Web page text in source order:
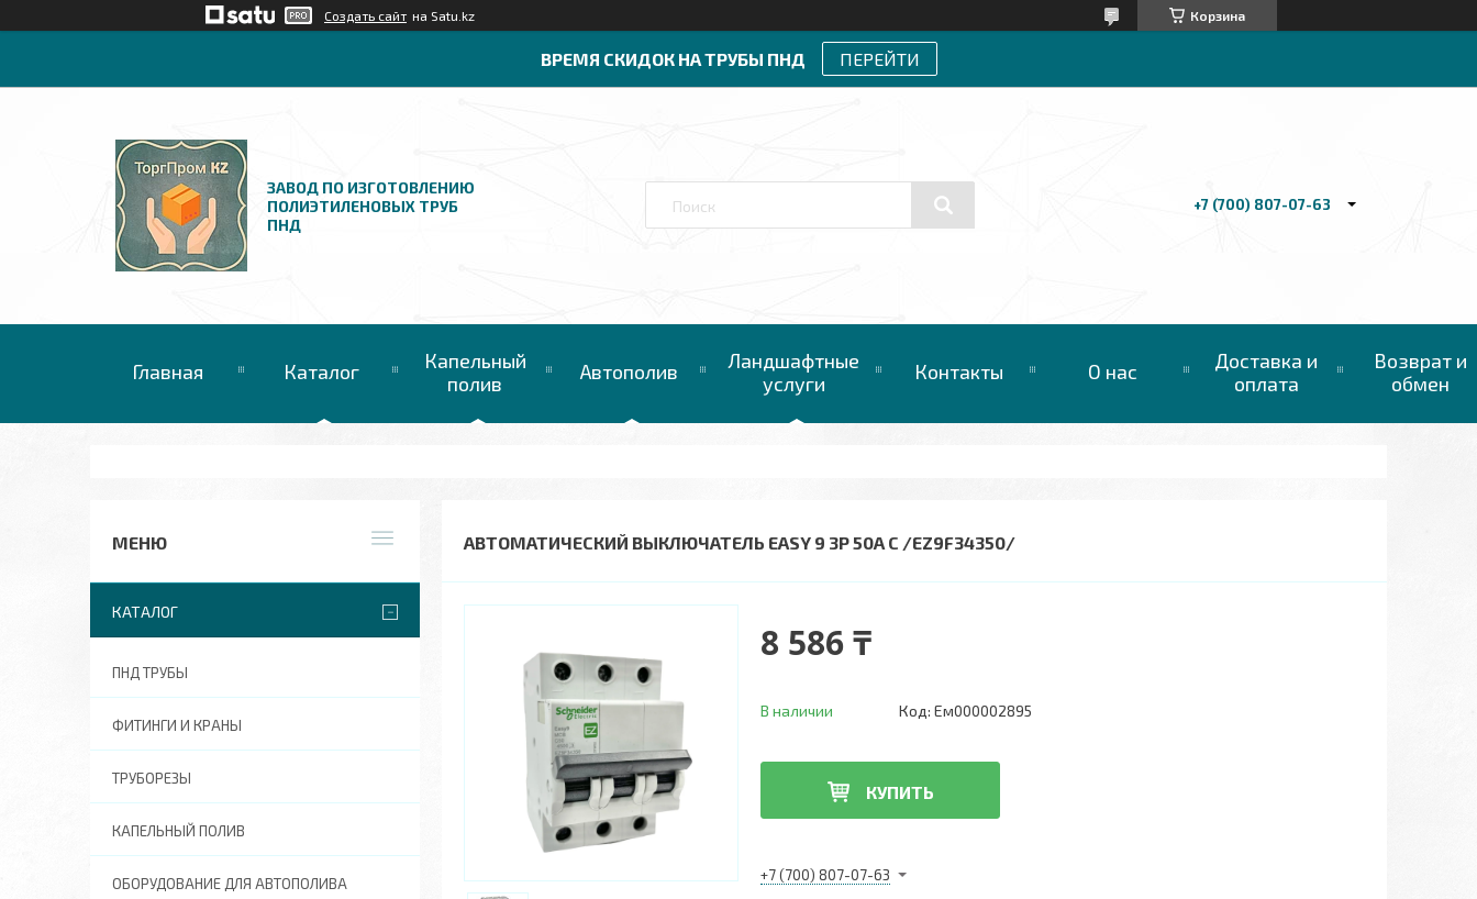
Создать сайт на Satu.kz Корзина
ВРЕМЯ СКИДОК НА ТРУБЫ ПНД ПЕРЕЙТИ
ЗАВОД ПО ИЗГОТОВЛЕНИЮ
ПОЛИЭТИЛЕНОВЫХ ТРУБ
ПНД
+7 (700) 807-07-63
Главная Каталог
Капельный
полив
Автополив
Ландшафтные
услуги
Контакты О нас
Доставка и
оплата
Возврат и
обмен
АВТОМАТИЧЕСКИЙ ВЫКЛЮЧАТЕЛЬ EASY 9 3Р 50A C /EZ9F34350/
8 586 ₸
В наличии Код: Ем000002895
КУПИТЬ
+7 (700) 807-07-63
КАТАЛОГ
ПНД ТРУБЫ
ФИТИНГИ И КРАНЫ
ТРУБОРЕЗЫ
КАПЕЛЬНЫЙ ПОЛИВ
ОБОРУДОВАНИЕ ДЛЯ АВТОПОЛИВА